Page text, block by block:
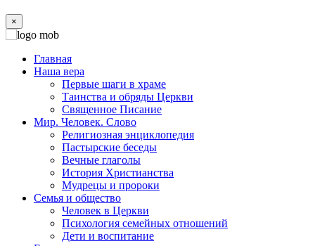
×
Главная
Наша вера
Первые шаги в храме
Таинства и обряды Церкви
Священное Писание
Мир. Человек. Слово
Религиозная энциклопедия
Пастырские беседы
Вечные глаголы
История Христианства
Мудрецы и пророки
Семья и общество
Человек в Церкви
Психология семейных отношений
Дети и воспитание